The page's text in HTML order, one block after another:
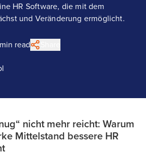
HR Software, die mit dem
und Veränderung ermöglicht.
read
nicht mehr reicht: Warum
Mittelstand bessere HR